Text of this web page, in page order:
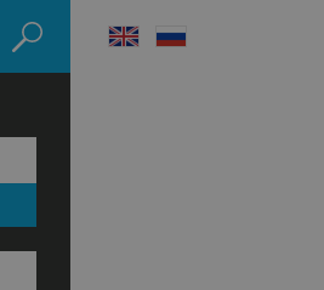
LANGUAGE